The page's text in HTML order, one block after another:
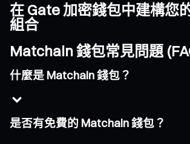
在 Gate 加密錢包中建構您
組合
Matchain 錢包常見問題
什麼是 Matchain 錢包？
是否有免費的 Matchain 錢包？